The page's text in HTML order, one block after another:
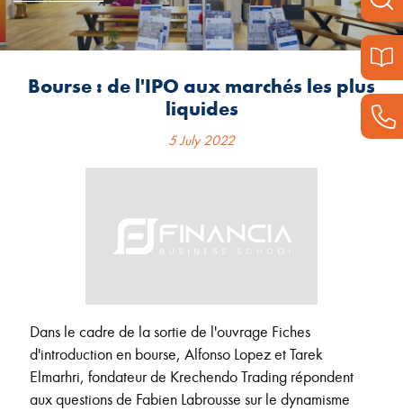
Bourse : de l'IPO aux marchés les plus
liquides
5 July 2022
Dans le cadre de la sortie de l'ouvrage Fiches
d'introduction en bourse, Alfonso Lopez et Tarek
Elmarhri, fondateur de Krechendo Trading répondent
aux questions de Fabien Labrousse sur le dynamisme